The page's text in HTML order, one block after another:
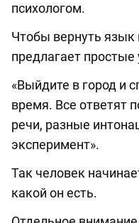
психологом.
Чтобы вернуть
предлагает
«Выйдите в город и
время. Все ответят
речи, разные
эксперимент».
Так человек
какой он есть.